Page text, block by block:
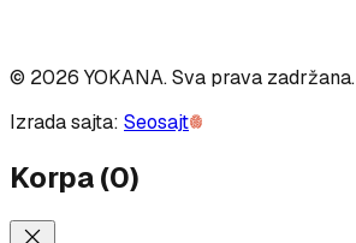
© 2026 YOKANA.Sva prava zadržana.
Izrada sajta: Seosajt
Korpa(0)